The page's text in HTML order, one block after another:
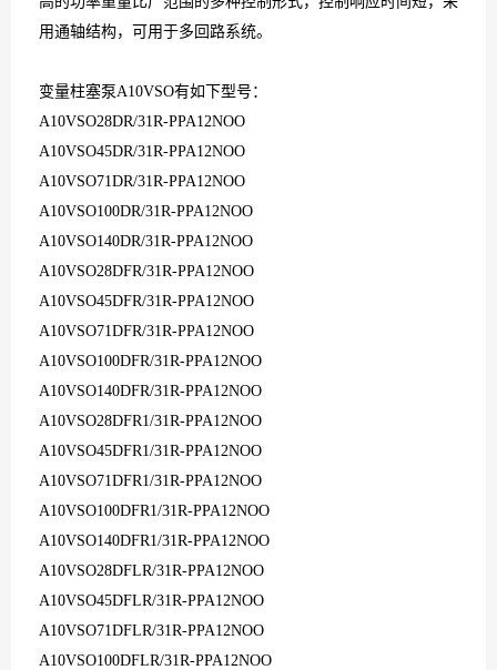
用通轴结构，可用于多回路系统。
变量柱塞泵A10VSO有如下型号：
A10VSO28DR/31R-PPA12NOO
A10VSO45DR/31R-PPA12NOO
A10VSO71DR/31R-PPA12NOO
A10VSO100DR/31R-PPA12NOO
A10VSO140DR/31R-PPA12NOO
A10VSO28DFR/31R-PPA12NOO
A10VSO45DFR/31R-PPA12NOO
A10VSO71DFR/31R-PPA12NOO
A10VSO100DFR/31R-PPA12NOO
A10VSO140DFR/31R-PPA12NOO
A10VSO28DFR1/31R-PPA12NOO
A10VSO45DFR1/31R-PPA12NOO
A10VSO71DFR1/31R-PPA12NOO
A10VSO100DFR1/31R-PPA12NOO
A10VSO140DFR1/31R-PPA12NOO
A10VSO28DFLR/31R-PPA12NOO
A10VSO45DFLR/31R-PPA12NOO
A10VSO71DFLR/31R-PPA12NOO
A10VSO100DFLR/31R-PPA12NOO